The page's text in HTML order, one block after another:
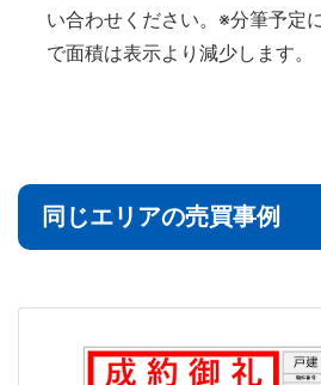
い合わせください。※分筆予定
で面積は表示より減少します。
同じエリアの売買事例